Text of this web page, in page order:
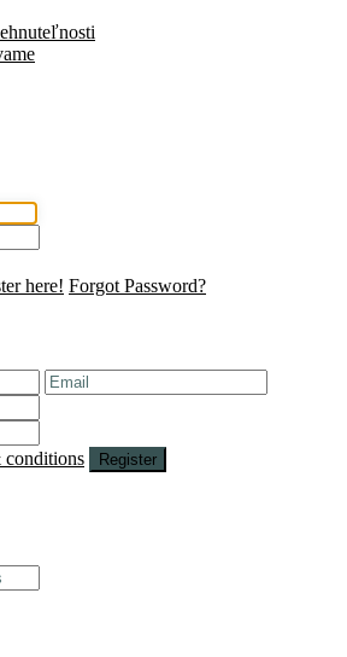
here! Forgot Password?
conditions Register